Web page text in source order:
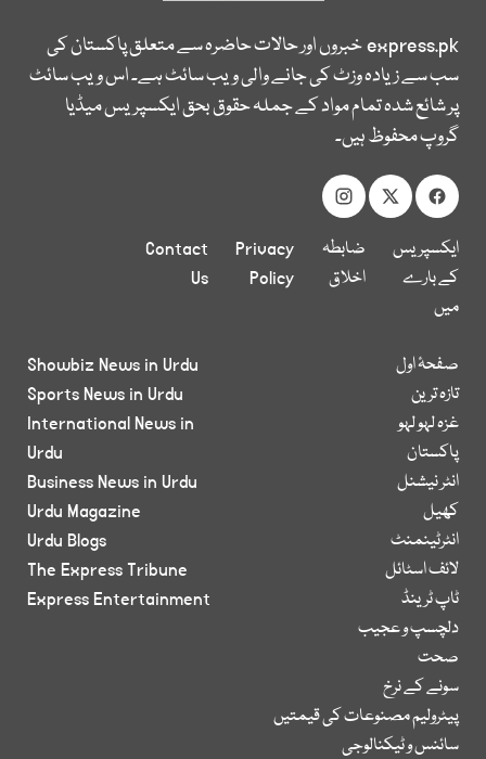
express.pkخبروں اور حالات حاضرہ سے متعلق پاکستان کی
سب سے زیادہ وزٹ کی جانے والی ویب سائٹ ہے۔ اس ویب سائٹ
پر شائع شدہ تمام مواد کے جملہ حقوق بحق ایکسپریس میڈیا
گروپ محفوظ ہیں۔
ایکسپریس
کے بارے
میں
ضابطہ
اخلاق
Privacy
Policy
Contact
Us
صفحۂ اول
تازہ ترین
غزہ لہو لہو
پاکستان
انٹر نیشنل
کھیل
انٹرٹینمنٹ
لائف اسٹائل
ٹاپ ٹرینڈ
دلچسپ و عجیب
صحت
سونے کے نرخ
پیٹرولیم مصنوعات کی قیمتیں
سائنس و ٹیکنالوجی
Showbiz News in Urdu
Sports News in Urdu
International News in
Urdu
Business News in Urdu
Urdu Magazine
Urdu Blogs
The Express Tribune
Express Entertainment